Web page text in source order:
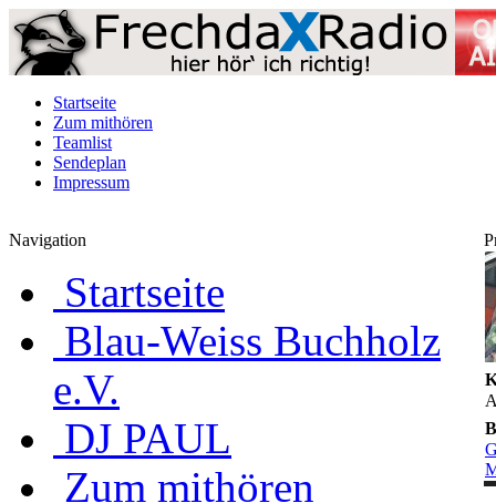
Startseite
Zum mithören
Teamlist
Sendeplan
Impressum
Navigation
Startseite
Blau-Weiss Buchholz
e.V.
DJ PAUL
Zum mithören